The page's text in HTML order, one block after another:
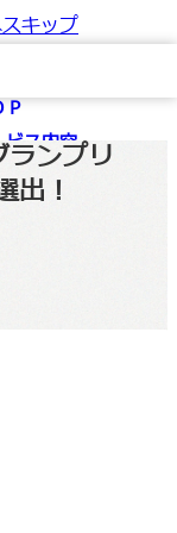
キップ
Ｐ
ビス内容
せ・ブログ
ンプリ
出！